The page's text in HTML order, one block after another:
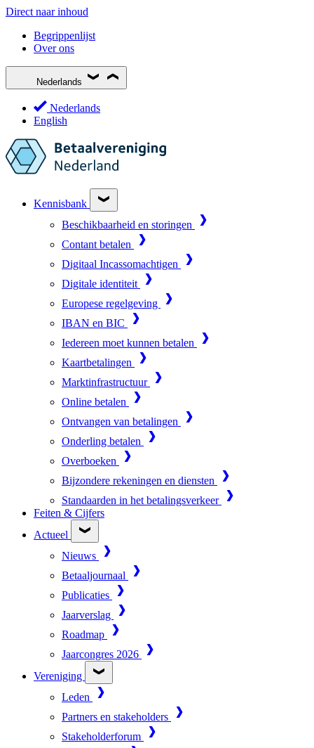
Direct naar inhoud
Begrippenlijst
Over ons
Nederlands
Nederlands
English
Kennisbank
Beschikbaarheid en storingen
Contant betalen
Digitaal Incassomachtigen
Digitale identiteit
Europese regelgeving
IBAN en BIC
Iedereen moet kunnen betalen
Kaartbetalingen
Marktinfrastructuur
Online betalen
Ontvangen van betalingen
Onderling betalen
Overboeken
Bijzondere rekeningen en diensten
Standaarden in het betalingsverkeer
Feiten & Cijfers
Actueel
Nieuws
Betaaljournaal
Publicaties
Jaarverslag
Roadmap
Jaarcongres 2026
Vereniging
Leden
Partners en stakeholders
Stakeholderforum